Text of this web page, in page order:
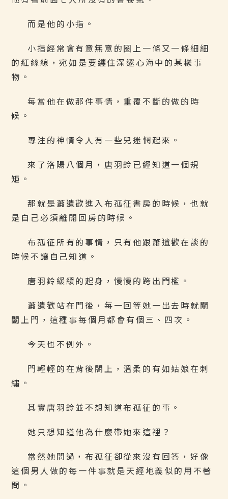
而是他的小指。
小指經常會有意無意的圈上一條又一條細細
的紅絲線，宛如是要纏住深邃心海中的某樣事
物。
每當他在做那件事情，重覆不斷的做的時
候。
專注的神情令人有一些兒迷惘起來。
來了洛陽八個月，唐羽鈴已經知道一個規
矩。
那就是蕭遺歡進入布孤征書房的時候，也就
是自己必須離開回房的時候。
布孤征所有的事情，只有他跟蕭遺歡在談的
時候不讓自己知道。
唐羽鈴緩緩的起身，慢慢的跨出門檻。
蕭遺歡站在門後，每一回等她一出去時就關
闔上門，這種事每個月都會有個三、四次。
今天也不例外。
門輕輕的在背後閤上，溫柔的有如姑娘在刺
繡。
其實唐羽鈴並不想知道布孤征的事。
她只想知道他為什麼帶她來這裡？
當然她問過，布孤征卻從來沒有回答，好像
這個男人做的每一件事就是天經地義似的用不著
問。